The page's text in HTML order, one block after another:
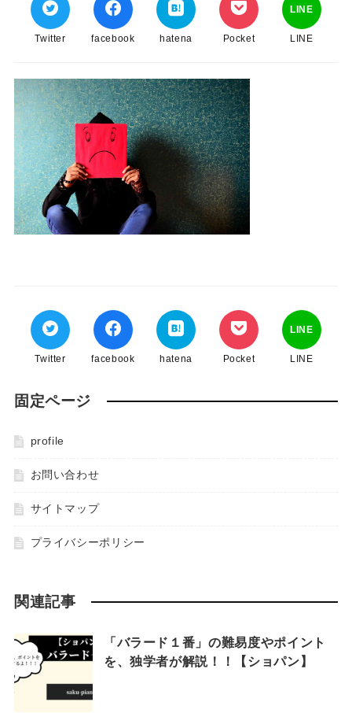
Twitter facebook hatena Pocket
LINE
LINE
Twitter facebook hatena Pocket
LINE
LINE
固定ページ
profile
お問い合わせ
サイトマップ
プライバシーポリシー
関連記事
「バラード１番」の難易度やポイント
を、独学者が解説！！【ショパン】